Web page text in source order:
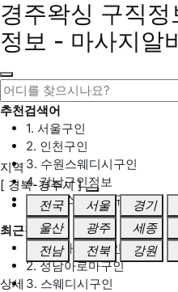
경주왁싱 구직
정보 - 마사지알
추천검색어
1. 서울구인
2. 인천구인
3. 수원스웨디시구인
4. 강남구인정보
5. 동탄스웨디시구인
최근검색어
1. 일산마사지구인
2. 성남아로마구인
3. 스웨디시구인
지역
[ 경북-경주시 ]
전국
서울 경기
울산
광주 세종
전남
전북 강원
상세